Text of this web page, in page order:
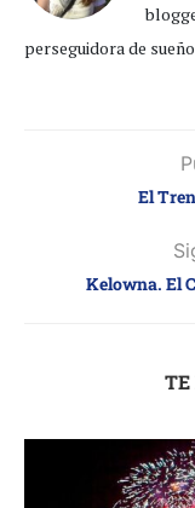
perseguidora de
El
Kelowna. El
TE